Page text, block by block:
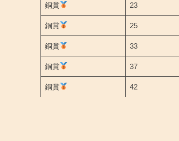
銅賞 23
銅賞 25
銅賞 33
銅賞 37
銅賞 42